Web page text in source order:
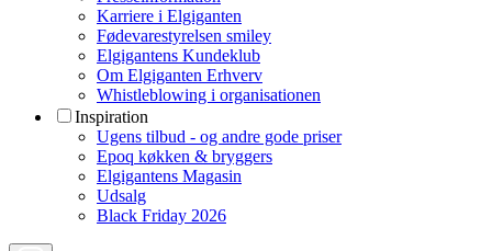
Karriere i Elgiganten
Fødevarestyrelsen smiley
Elgigantens Kundeklub
Om Elgiganten Erhverv
Whistleblowing i organisationen
Inspiration
Ugens tilbud - og andre gode priser
Epoq køkken & bryggers
Elgigantens Magasin
Udsalg
Black Friday 2026